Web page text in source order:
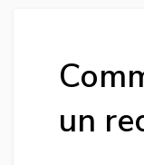
un